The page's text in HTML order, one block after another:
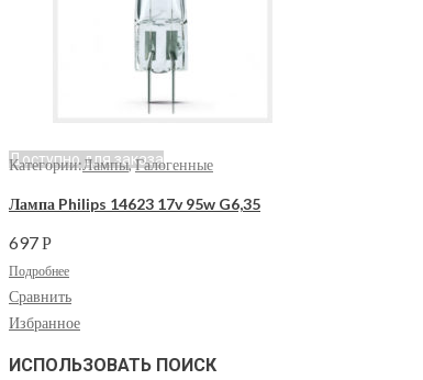
Доступно для заказа
Категории:Лампы,Галогенные
Лампа Philips 14623 17v 95w G6,35
697Р
Подробнее
Сравнить
Избранное
ИСПОЛЬЗОВАТЬ ПОИСК